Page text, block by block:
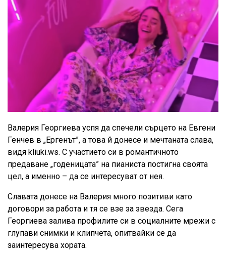
Валерия Георгиева успя да спечели сърцето на Евгени
Генчев в „Ергенът”, а това й донесе и мечтаната слава,
видя kliuki.ws. С участието си в романтичното
предаване „годеницата” на пианиста постигна своята
цел, а именно – да се интересуват от нея.
Славата донесе на Валерия много позитиви като
договори за работа и тя се взе за звезда. Сега
Георгиева залива профилите си в социалните мрежи с
глупави снимки и клипчета, опитвайки се да
заинтересува хората.